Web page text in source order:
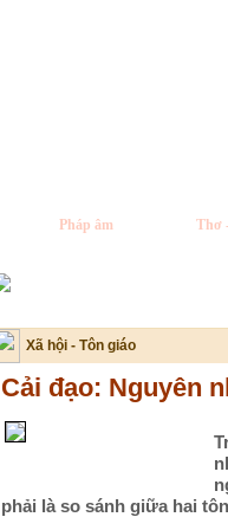
Pháp âm Thơ
Xã hội - Tôn giáo
Cải đạo: Nguyên
phải là so sánh giữa hai